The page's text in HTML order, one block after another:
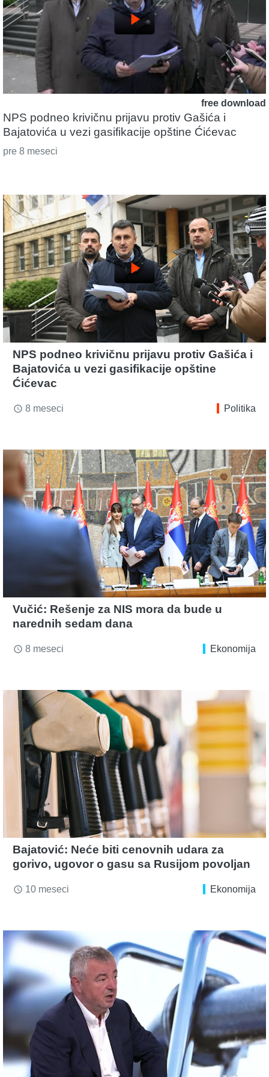
play_arrow
free download
NPS podneo krivičnu prijavu protiv Gašića i
Bajatovića u vezi gasifikacije opštine Ćićevac
pre 8 meseci
play_arrow
NPS podneo krivičnu prijavu protiv Gašića i
Bajatovića u vezi gasifikacije opštine
Ćićevac
access_time 8 meseci Politika
Vučić: Rešenje za NIS mora da bude u
narednih sedam dana
access_time 8 meseci Ekonomija
Bajatović: Neće biti cenovnih udara za
gorivo, ugovor o gasu sa Rusijom povoljan
access_time 10 meseci Ekonomija